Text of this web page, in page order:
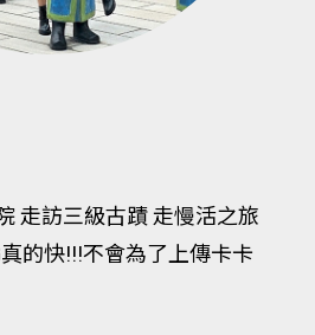
走訪三級古蹟 走慢活之旅
的快!!!不會為了上傳卡卡